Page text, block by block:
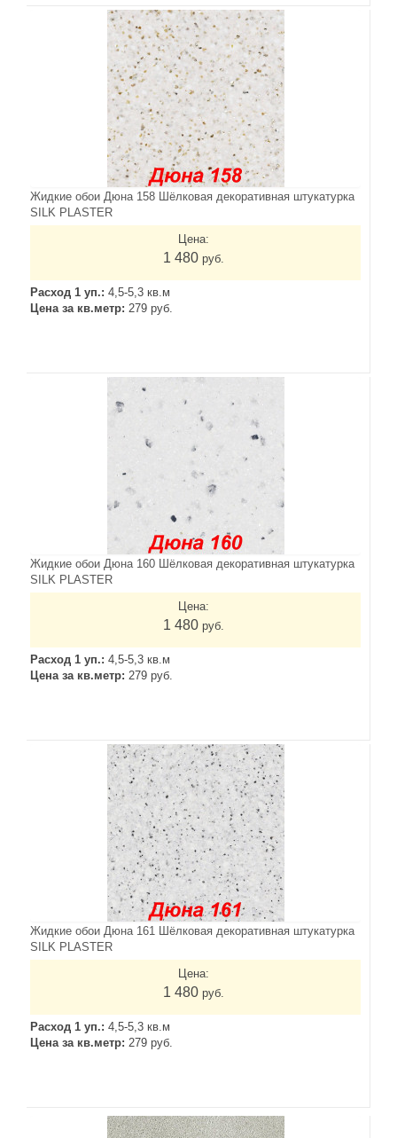
Жидкие обои Дюна 158 Шёлковая декоративная штукатурка
SILK PLASTER
Цена:
1 480 руб.
Расход 1 уп.: 4,5-5,3 кв.м
Цена за кв.метр: 279 руб.
Жидкие обои Дюна 160 Шёлковая декоративная штукатурка
SILK PLASTER
Цена:
1 480 руб.
Расход 1 уп.: 4,5-5,3 кв.м
Цена за кв.метр: 279 руб.
Жидкие обои Дюна 161 Шёлковая декоративная штукатурка
SILK PLASTER
Цена:
1 480 руб.
Расход 1 уп.: 4,5-5,3 кв.м
Цена за кв.метр: 279 руб.